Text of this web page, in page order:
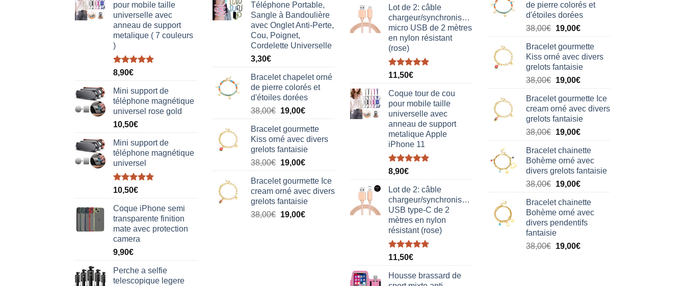
pour mobile taille
universelle avec
anneau de support
metalique ( 7 couleurs
)
Note5.00
8,90€
Mini support de
téléphone magnétique
universel rose gold
10,50€
Mini support de
téléphone magnétique
universel
Note5.00
10,50€
Coque iPhone semi
transparente finition
mate avec protection
camera
9,90€
Perche a selfie
telescopique legere
Téléphone Portable,
Sangle à Bandoulière
avec Onglet Anti-Perte,
Cou, Poignet,
Cordelette Universelle
3,30€
Bracelet chapelet orné
de pierre colorés et
d'étoiles dorées
38,00€ Le
initial
était :
38,00€.
19,00€Le
actuel
est :
19,00€.
Bracelet gourmette
Kiss orné avec divers
grelots fantaisie
38,00€ Le
initial
était :
38,00€.
19,00€Le
actuel
est :
19,00€.
Bracelet gourmette Ice
cream orné avec divers
grelots fantaisie
38,00€ Le
19,00€Le
Lot de 2: câble
chargeur/synchronisation
micro USB de 2 mètres
en nylon résistant
(rose)
Note5.00
11,50€
Coque tour de cou
pour mobile taille
universelle avec
anneau de support
metalique Apple
iPhone 11
Note5.00
8,90€
Lot de 2: câble
chargeur/synchronisation
USB type-C de 2
mètres en nylon
résistant (rose)
Note5.00
11,50€
Housse brassard de
de pierre colorés et
d'étoiles dorées
38,00€ Le
initial
était :
38,00€.
19,00€Le
actuel
est :
19,00€.
Bracelet gourmette
Kiss orné avec divers
grelots fantaisie
38,00€ Le
initial
était :
38,00€.
19,00€Le
actuel
est :
19,00€.
Bracelet gourmette Ice
cream orné avec divers
grelots fantaisie
38,00€ Le
initial
était :
38,00€.
19,00€Le
actuel
est :
19,00€.
Bracelet chainette
Bohème orné avec
divers grelots fantaisie
38,00€ Le
initial
était :
38,00€.
19,00€Le
actuel
est :
19,00€.
Bracelet chainette
Bohème orné avec
divers pendentifs
fantaisie
38,00€ Le
19,00€Le